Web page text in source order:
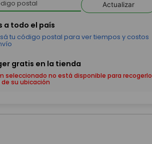
Actualizar
seleccionado no está disponible para recogerlo
de su ubicación